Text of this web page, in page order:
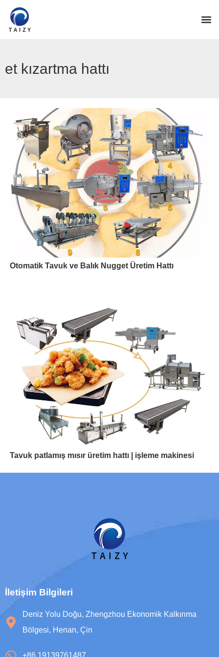
et kızartma hattı
Otomatik Tavuk ve Balık Nugget Üretim Hattı
Tavuk patlamış mısır üretim hattı | işleme makinesi
İletişim Bilgileri
Deniz Yolu Doğu, Zhengzhou Ekonomik Kalkınma
Bölgesi, Henan, Çin
+86 19139761487